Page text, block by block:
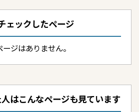
ェックしたページ
ジはありません。
はこんなページも見ています